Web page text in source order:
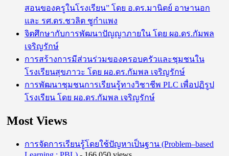
สอนของครูในโรงเรียน” โดย อ.ดร.มานิตย์ อาษานอก
และ รศ.ดร.ชวลิต ชูกำแพง
จิตศึกษากับการพัฒนาปัญญาภายใน โดย ผอ.ดร.กัมพล
เจริญรักษ์
การสร้างการมีส่วนร่วมของครอบครัวและชุมชนใน
โรงเรียนสุขภาวะ โดย ผอ.ดร.กัมพล เจริญรักษ์
การพัฒนาชุมชนการเรียนรู้ทางวิชาชีพ PLC เพื่อปฏิรูป
โรงเรียน โดย ผอ.ดร.กัมพล เจริญรักษ์
Most Views
การจัดการเรียนรู้โดยใช้ปัญหาเป็นฐาน (Problem–based